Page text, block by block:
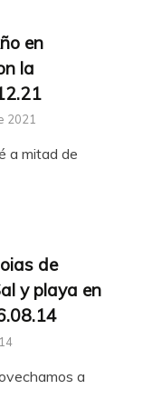
en
la
2021
a mitad de
de
y playa en
a